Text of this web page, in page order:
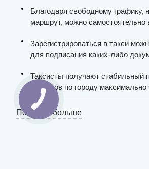
Благодаря свободному графику,
маршрут, можно самостоятельно
Зарегистрироваться в такси
для подписания каких-либо
Таксисты получают стабильный
клиентов по городу
Выплаты проводятся ежедневно
«чаевых» и «бонусов» (это
Показать больше